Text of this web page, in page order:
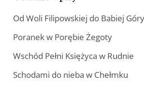
Od Woli Filipowskiej do Babiej Góry
Poranek w Porębie Żegoty
Wschód Pełni Księżyca w Rudnie
Schodami do nieba w Chełmku